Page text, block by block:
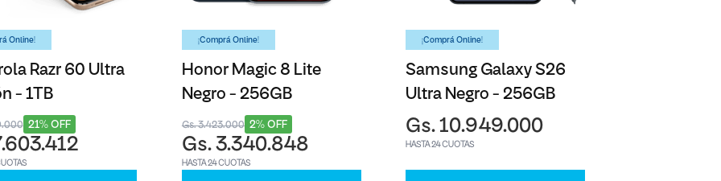
Online!
Razr 60 Ultra
- 1TB
21% OFF
¡Comprá Online!
Honor Magic 8 Lite
Negro - 256GB
2% OFF
Gs. 3.423.000
Gs. 3.340.848
HASTA 24 CUOTAS
¡Comprá Online!
Samsung Galaxy S26
Ultra Negro - 256GB
Gs. 10.949.000
HASTA 24 CUOTAS